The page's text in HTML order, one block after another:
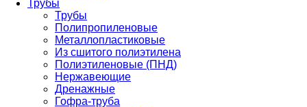
Трубы
Трубы
Полипропиленовые
Металлопластиковые
Из сшитого полиэтилена
Полиэтиленовые (ПНД)
Нержавеющие
Дренажные
Гофра-труба